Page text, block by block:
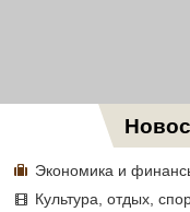
Экономика и
Культура, отдых,